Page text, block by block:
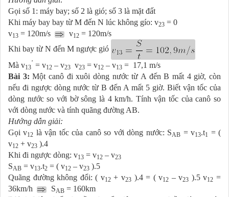
Gọi số 1: máy bay; số 2 là gió; số 3 là mặt đất
Khi máy bay bay từ M đến N lúc không gío: v23 = 0
v13 = 120m/s v12 = 120m/s
Khi bay từ N đến M ngược gió
Mà v13
’ = v12 – v23 v23 = v12 – v13 = 17,1 m/s
Bài 3: Một canô đi xuôi dòng nước từ A đến B mất 4 giờ, còn
nếu đi ngược dòng nước từ B đến A mất 5 giờ. Biết vận tốc của
dòng nước so với bờ sông là 4 km/h. Tính vận tốc của canô so
với dòng nước và tính quãng đường AB.
Hướng dẫn giải:
Gọi v12 là vận tốc của canô so với dòng nước: SAB = v13.t1 = (
v12 + v23 ).4
Khi đi ngược dòng: v13 = v12 – v23
SAB = v13.t2 = ( v12 – v23 ).5
Quãng đường không đổi: ( v12+ v23).4 = ( v12 – v23 ).5 v12 =
36km/h
SAB = 160km